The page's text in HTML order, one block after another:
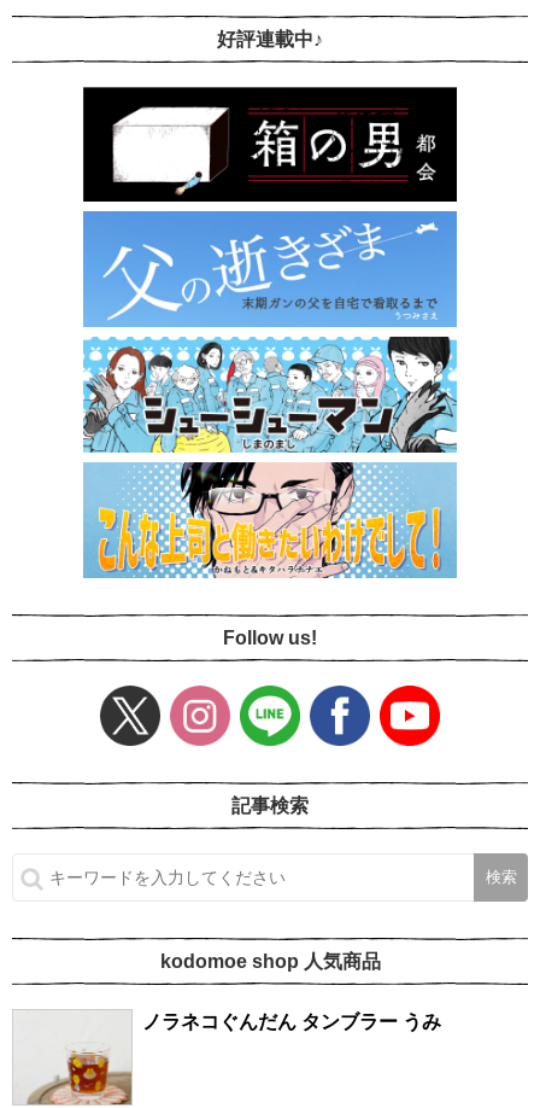
好評連載中♪
Follow us!
記事検索
kodomoe shop 人気商品
ノラネコぐんだん タンブラー うみ